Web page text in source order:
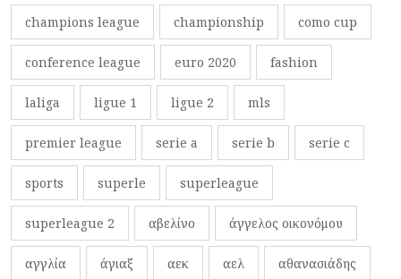
champions league championship como cup
conference league euro 2020 fashion
laliga ligue 1 ligue 2 mls
premier league serie a serie b serie c
sports superle superleague
superleague 2 αβελίνο άγγελος οικονόμου
αγγλία άγιαξ αεκ αελ αθανασιάδης